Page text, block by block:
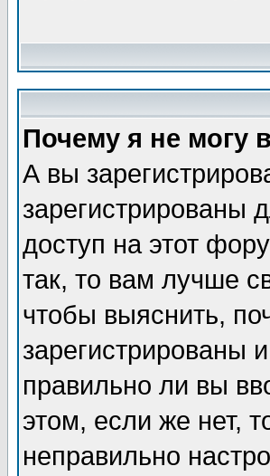
Почему я не могу
А вы
зарегистрированы
доступ на этот
так, то вам лучше
чтобы выяснить,
зарегистрированы
правильно ли вы
этом, если же нет,
неправильно